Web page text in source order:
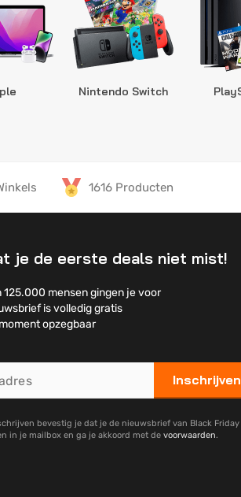
Nintendo Switch
1616 Producten
je de eerste deals niet mist!
125.000 mensen gingen je voor
is volledig gratis
opzegbaar
Inschrijven
bevestig je dat je de nieuwsbrief van Black
in je mailbox en ga je akkoord met de voorwaarden.